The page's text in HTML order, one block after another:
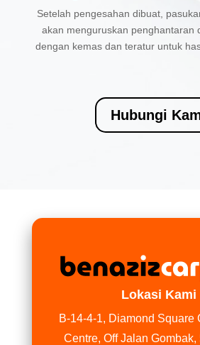
Setelah pengesahan dibuat,
akan menguruskan penghantaran
dengan kemas dan teratur untuk
Hubungi
Lokasi Kami
B-14-4-1, Diamond Square
Centre, Off Jalan Gombak,